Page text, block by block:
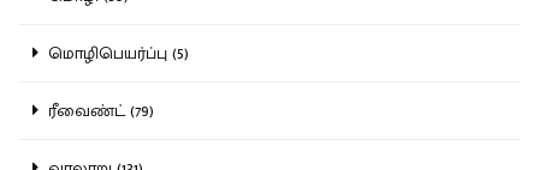
மொழிபெயர்ப்பு (5)
ரீவைண்ட் (79)